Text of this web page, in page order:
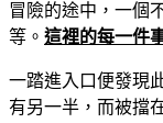
冒險的途中，一個
等。 這裡的每一件
一踏進入口便發現
有另一半，而被擋